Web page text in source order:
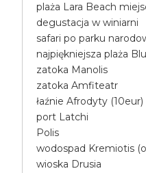
plaża Lara Beach
degustacja w winiarni
safari po parku
najpiękniejsza plaża
zatoka Manolis
zatoka Amfiteatr
łaźnie Afrodyty (10eur)
port Latchi
Polis
wodospad Kremiotis
wioska Drusia